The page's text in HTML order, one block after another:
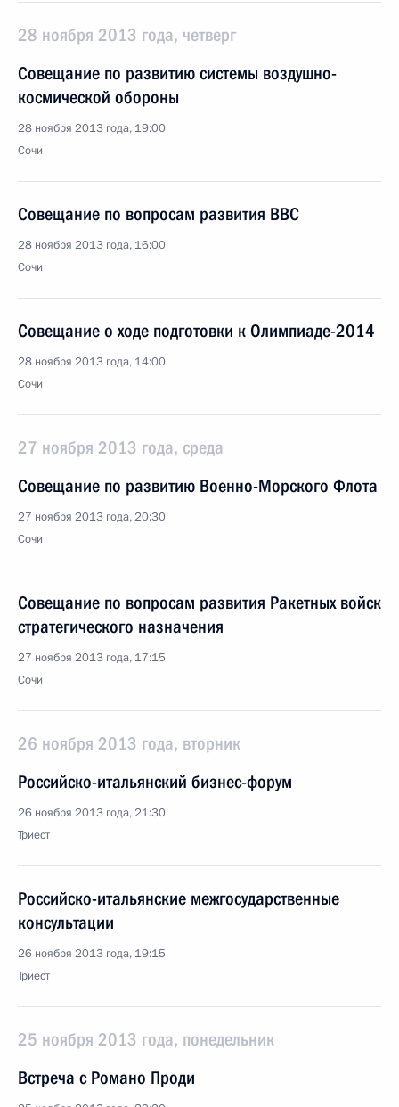
28 ноября 2013 года, четверг
Совещание по развитию системы воздушно-
космической обороны
28 ноября 2013 года, 19:00
Сочи
Совещание по вопросам развития ВВС
28 ноября 2013 года, 16:00
Сочи
Совещание о ходе подготовки к Олимпиаде-2014
28 ноября 2013 года, 14:00
Сочи
27 ноября 2013 года, среда
Совещание по развитию Военно-Морского Флота
27 ноября 2013 года, 20:30
Сочи
Совещание по вопросам развития Ракетных войск
стратегического назначения
27 ноября 2013 года, 17:15
Сочи
26 ноября 2013 года, вторник
Российско-итальянский бизнес-форум
26 ноября 2013 года, 21:30
Триест
Российско-итальянские межгосударственные
консультации
26 ноября 2013 года, 19:15
Триест
25 ноября 2013 года, понедельник
Встреча с Романо Проди